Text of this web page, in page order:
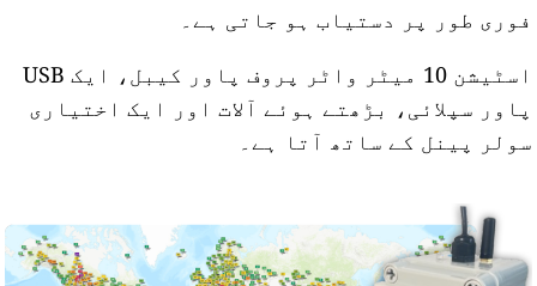
فوری طور پر دستیاب ہو جاتی ہے۔
اسٹیشن 10 میٹر واٹر پروف پاور کیبل، ایک USB
پاور سپلائی، بڑھتے ہوئے آلات اور ایک اختیاری
سولر پینل کے ساتھ آتا ہے۔